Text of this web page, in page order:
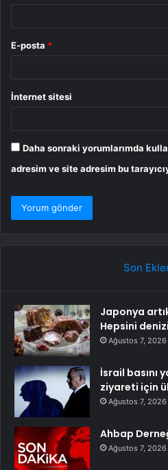
E-posta *
İnternet sitesi
Daha sonraki yorumlarımda
adresim ve site adresim bu
Son
Japonya
Hepsini
Ağustos 7, 2026
İsrail basını
ziyareti için
Ağustos 7, 2026
Ahbap
Ağustos 7, 2026